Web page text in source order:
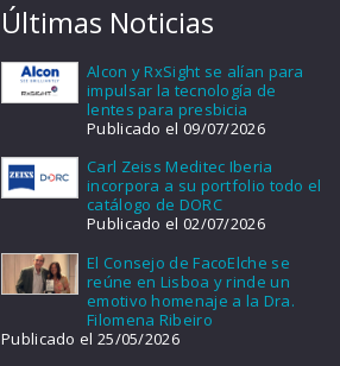
Últimas Noticias
Alcon y RxSight se alían para
impulsar la tecnología de
lentes para presbicia
Publicado el 09/07/2026
Carl Zeiss Meditec Iberia
incorpora a su portfolio todo el
catálogo de DORC
Publicado el 02/07/2026
El Consejo de FacoElche se
reúne en Lisboa y rinde un
emotivo homenaje a la Dra.
Filomena Ribeiro
Publicado el 25/05/2026